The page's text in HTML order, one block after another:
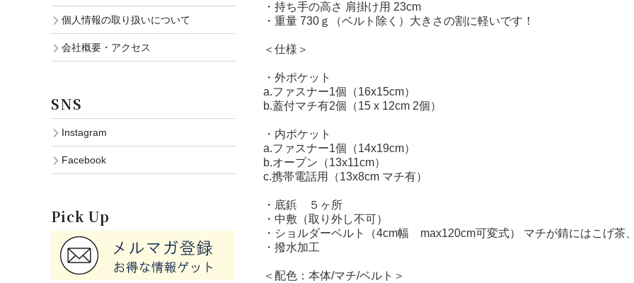
・持ち手の高さ 肩掛け用 23cm
・重量 730ｇ（ベルト除く）大きさの割に軽いです！
＜仕様＞
・外ポケット
a.ファスナー1個（16x15cm）
b.蓋付マチ有2個（15 x 12cm 2個）
・内ポケット
a.ファスナー1個（14x19cm）
b.オープン（13x11cm）
c.携帯電話用（13x8cm マチ有）
・底鋲 ５ヶ所
・中敷（取り外し不可）
・ショルダーベルト（4cm幅 max120cm可変式） マチが錆にはこげ茶
・撥水加工
＜配色：本体/マチ/ベルト＞
個人情報の取り扱いについて
会社概要・アクセス
SNS
Instagram
Facebook
Pick Up